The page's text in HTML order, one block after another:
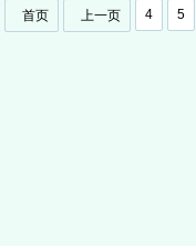
首页 上一页 4 5